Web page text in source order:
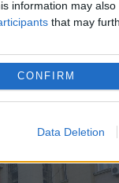
information may
that may
CONFIRM
Data Deletion